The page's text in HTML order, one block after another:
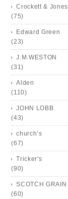
Crockett & Jones
(75)
Edward Green
(23)
J.M.WESTON
(31)
Alden
(110)
JOHN LOBB
(43)
church’s
(67)
Tricker's
(90)
SCOTCH GRAIN
(60)